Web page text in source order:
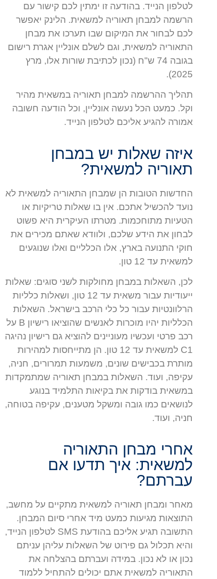
לטלפון הנייד. בהודעה זו ימתין לכם קישור עם
הרשמה למבחן תאוריה למשאית. הלינק יאפשר
לכם לבחור את המיקום שבו תערכו את מבחן
התאוריה למשאית, וגם לשלם אונליין אגרת רישום
בגובה 74 ש"ח (נכון לכתיבת שורות אלו, מרץ
2025).
תהליך ההרשמה למבחן תאוריה במשאית מהיר
וקל. כמעט הכל נעשה אונליין, וכל הודעה חשובה
אמורה להגיע אליכם לטלפון הנייד.
איזה שאלות יש במבחן
תאוריה למשאית?
החדשות הטובות הן שמבחן התאוריה למשאית לא
נועד להכשיל אתכם. אין בו שאלות טריקיות או
הטעיות מתוחכמות. מטרתו העיקרית היא פשוט
לבחון את הידע שלכם, ולוודא שאתם מכירים את
חוקי התנועה בארץ, אלו הכלליים ואלו שנוגעים
למשאית עד 12 טון.
לכן, השאלות במבחן מחולקות לשני סוגים: שאלות
ייעודיות עבור משאית עד 12 טון, ושאלות כלליות
הרלוונטיות עבור כל כלי הרכב בישראל. השאלות
הכלליות יהיו מוכרות לאנשים שהוציאו רישיון B על
רכב פרטי ועכשיו מעוניינים להוציא גם רישיון נהיגה
C1 למשאית עד 12 טון. הן מתייחסות למהירות
מותרת בכבישים שונים, משמעות תמרורים, חניה,
עקיפה, ועוד. השאלות במבחן תאוריה שמתמקדות
במשאית בודקות את בקיאות התלמיד בנוגע
לנושאים כמו גובה ומשקל מטענים, עקיפה בטוחה,
חניה, ועוד.
אחרי מבחן התאוריה
למשאית: איך תדעו אם
עברתם?
מאחר ומבחן תאוריה למשאית מתקיים על מחשב,
התוצאות מגיעות כמעט מיד אחרי סיום המבחן.
התשובה תגיע אליכם בהודעת SMS לטלפון הנייד,
והיא תכלול גם פירוט של השאלות עליהן עניתם
נכון או לא נכון. במידה ועברתם בהצלחה את
התאוריה למשאית אתם יכולים להתחיל ללמוד